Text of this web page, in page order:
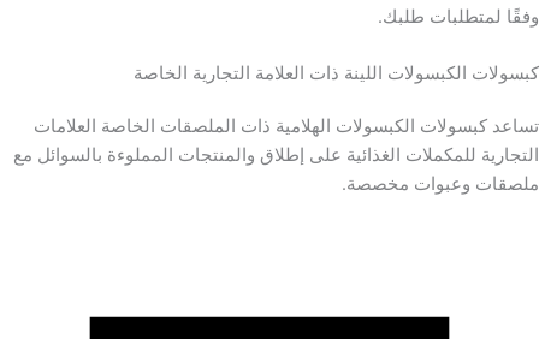
وفقًا لمتطلبات طلبك.
كبسولات الكبسولات اللينة ذات العلامة التجارية الخاصة
تساعد كبسولات الكبسولات الهلامية ذات الملصقات الخاصة العلامات
التجارية للمكملات الغذائية على إطلاق والمنتجات المملوءة بالسوائل مع
ملصقات وعبوات مخصصة.